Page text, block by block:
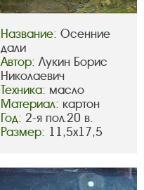
Название: Осенние
дали
Автор: Лукин Борис
Николаевич
Техника: масло
Материал: картон
Год: 2-я пол.20 в.
Размер: 11,5х17,5